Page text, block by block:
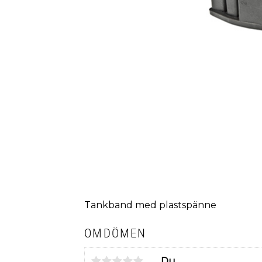
Tankband med plastspänne
OMDÖMEN